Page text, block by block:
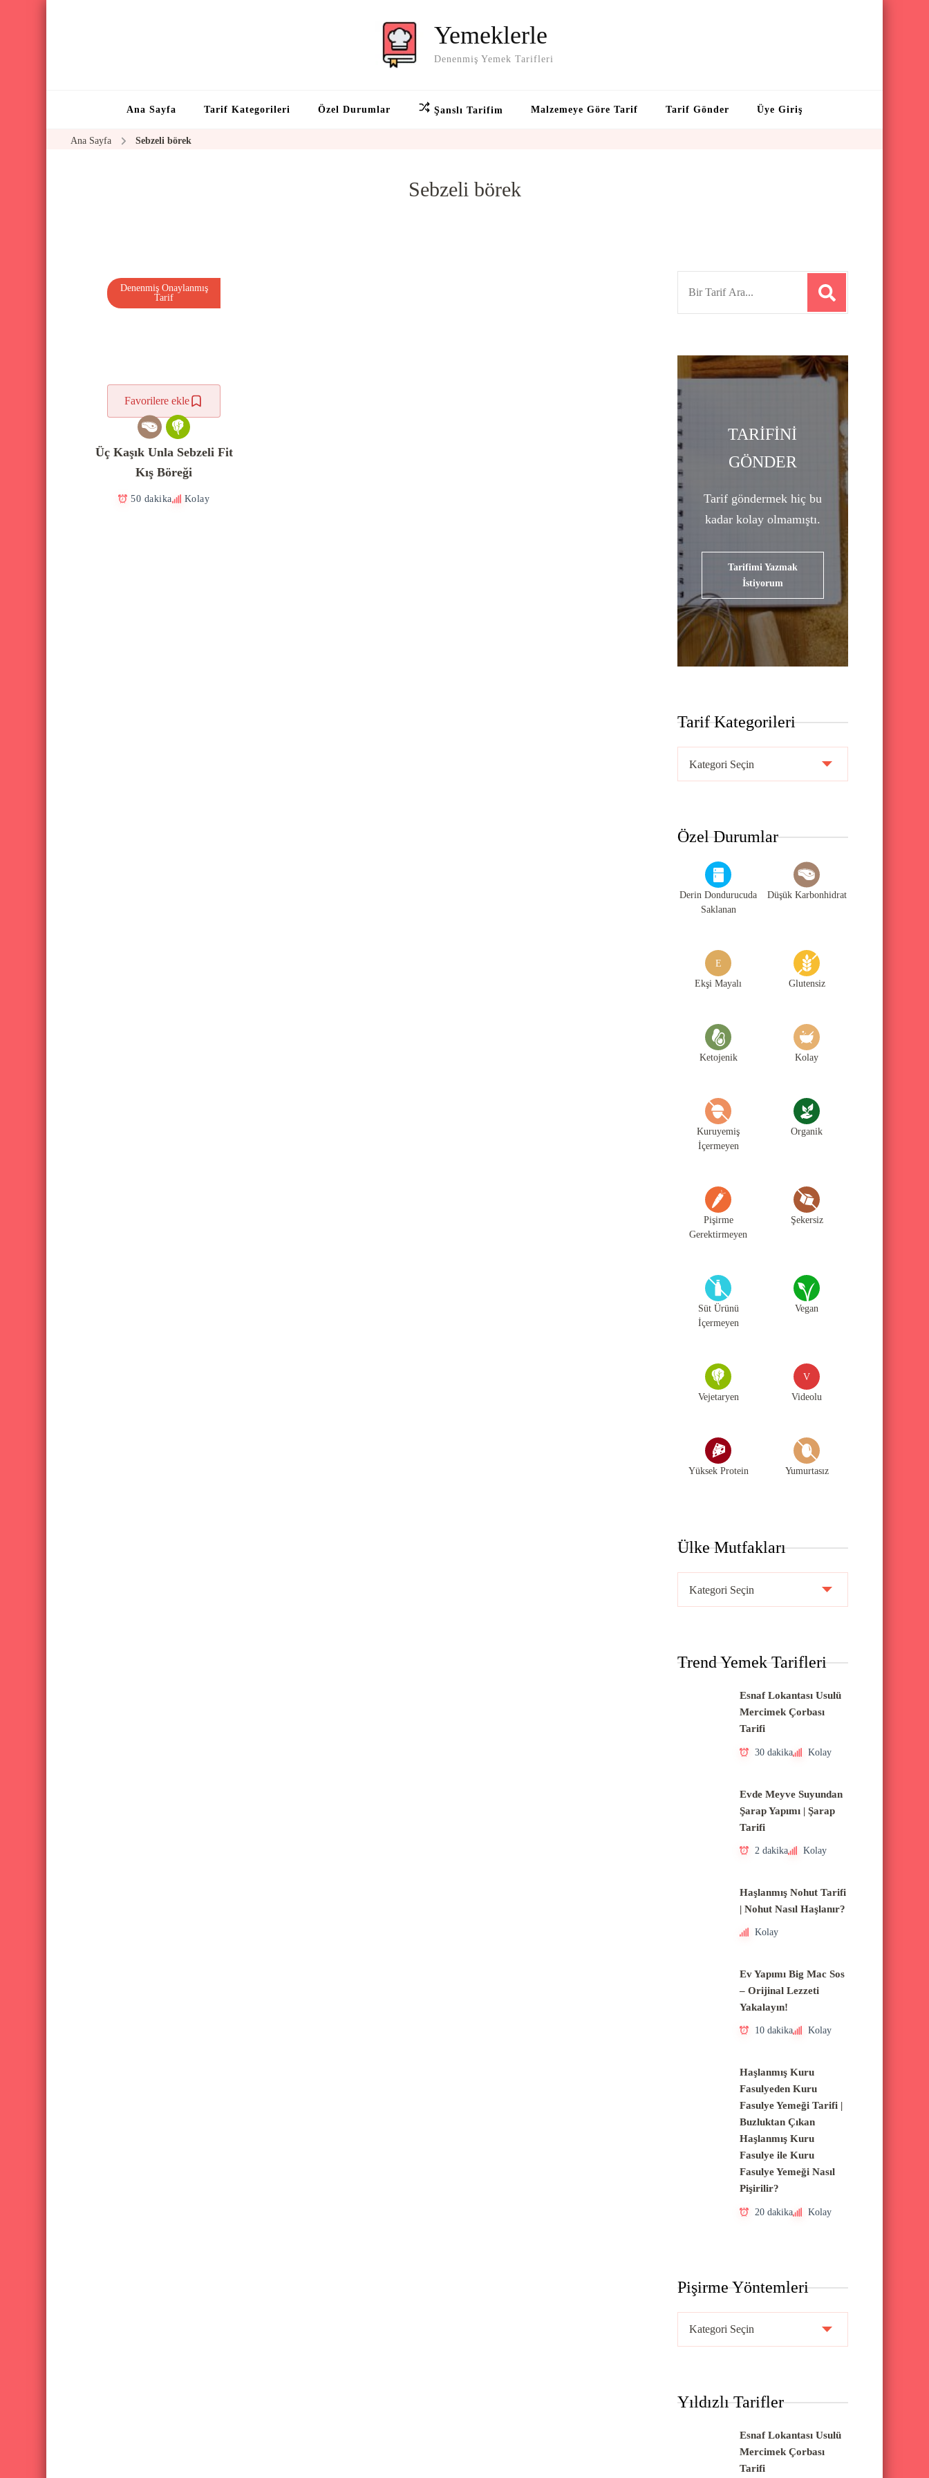
Yemeklerle
Denenmiş Yemek Tarifleri
Ana Sayfa Tarif Kategorileri Özel Durumlar Şanslı Tarifim Malzemeye Göre Tarif Tarif Gönder Üye Giriş
Ana Sayfa Sebzeli börek
Sebzeli börek
Favorilere ekle
Denenmiş Onaylanmış
Tarif
Üç Kaşık Unla Sebzeli Fit
Kış Böreği
50 dakika Kolay
f
o
r
:
TARİFİNİ
GÖNDER
Tarif göndermek hiç bu
kadar kolay olmamıştı.
Tarifimi Yazmak
İstiyorum
Tarif Kategorileri
a
f
t
Özel Durumlar
Derin Dondurucuda
Saklanan
Düşük Karbonhidrat
E
Ekşi Mayalı Glutensiz
Ketojenik Kolay
Kuruyemiş
İçermeyen
Organik
Pişirme
Gerektirmeyen
Şekersiz
Süt Ürünü
İçermeyen
Vegan
Vejetaryen
V
Videolu
Yüksek Protein Yumurtasız
Ülke Mutfakları
l
M
Trend Yemek Tarifleri
Esnaf Lokantası Usulü
Mercimek Çorbası
Tarifi
30 dakika Kolay
Evde Meyve Suyundan
Şarap Yapımı | Şarap
Tarifi
2 dakika Kolay
Haşlanmış Nohut Tarifi
| Nohut Nasıl Haşlanır?
Kolay
Ev Yapımı Big Mac Sos
– Orijinal Lezzeti
Yakalayın!
10 dakika Kolay
Haşlanmış Kuru
Fasulyeden Kuru
Fasulye Yemeği Tarifi |
Buzluktan Çıkan
Haşlanmış Kuru
Fasulye ile Kuru
Fasulye Yemeği Nasıl
Pişirilir?
20 dakika Kolay
Pişirme Yöntemleri
r
Yıldızlı Tarifler
Esnaf Lokantası Usulü
Mercimek Çorbası
Tarifi